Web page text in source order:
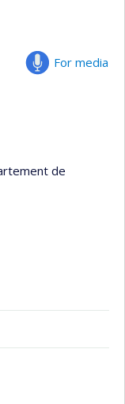
For media
de